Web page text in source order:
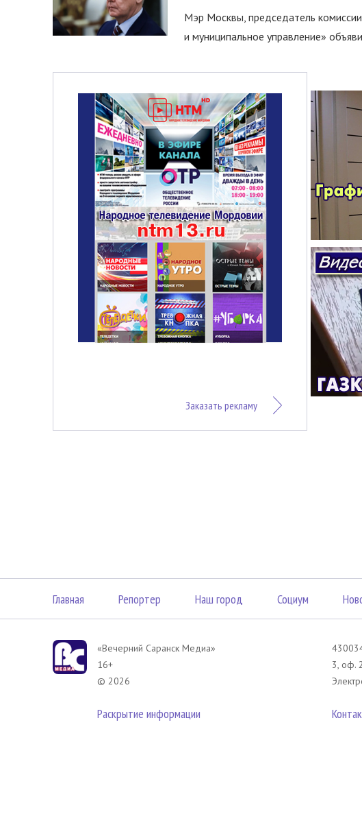
Мэр Москвы, председатель
и муниципальное управление»
Заказать рекламу
Главная Репортер Наш город Социум
«Вечерний Саранск Mедиа»
16+
© 2026
Раскрытие информации
3, оф.